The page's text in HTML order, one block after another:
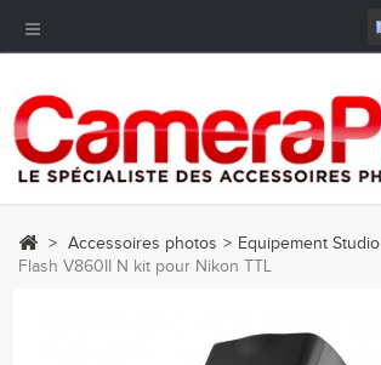
Navigation
bascule
> Accessoires photos > Equipement Studio
Flash V860II N kit pour Nikon TTL